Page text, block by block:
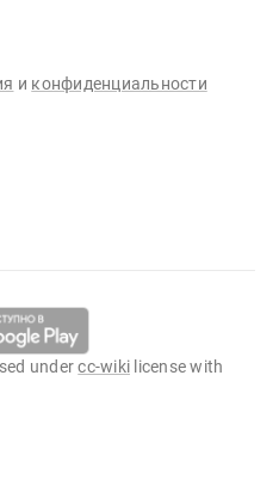
и конфиденциальности
undercc-wiki license with